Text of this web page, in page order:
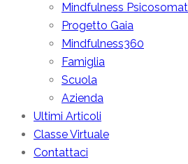
Mindfulness
Progetto Gaia
Mindfulness360
Famiglia
Scuola
Azienda
Ultimi Articoli
Classe Virtuale
Contattaci